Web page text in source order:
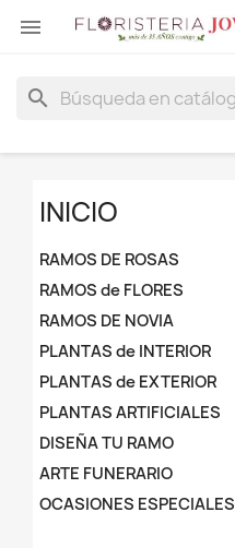

search
INICIO
RAMOS DE ROSAS
RAMOS de FLORES
RAMOS DE NOVIA
PLANTAS de INTERIOR
PLANTAS de EXTERIOR
PLANTAS ARTIFICIALES
DISEÑA TU RAMO
ARTE FUNERARIO
OCASIONES ESPECIALES